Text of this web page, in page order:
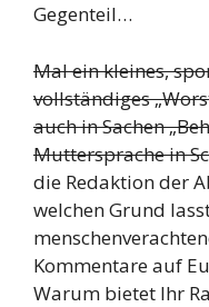
Gegenteil…
Mal ein kleines,
vollständiges
auch in Sachen
Muttersprache in
die Redaktion der
welchen Grund
Kommentare auf
Warum bietet Ihr